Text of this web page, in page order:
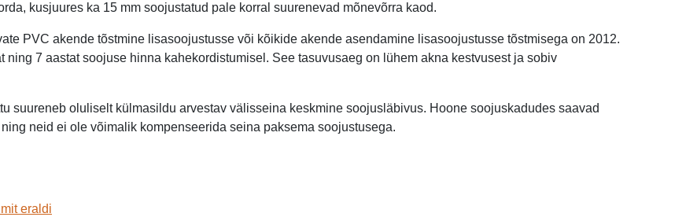
kusjuures ka 15 mm soojustatud pale korral suurenevad mõnevõrra kaod.
PVC akende tõstmine lisasoojustusse või kõikide akende asendamine lisasoojustusse tõstmisega on 2012.
7 aastat soojuse hinna kahekordistumisel. See tasuvusaeg on lühem akna kestvusest ja sobiv
suureneb oluliselt külmasildu arvestav välisseina keskmine soojusläbivus. Hoone soojuskadudes saavad
neid ei ole võimalik kompenseerida seina paksema soojustusega.
eraldi